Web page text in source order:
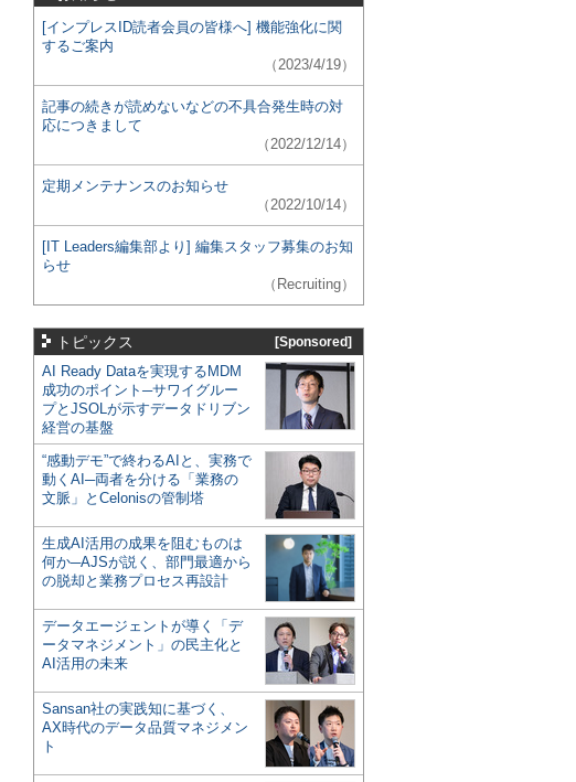
[インプレスID読者会員の皆様へ] 機能強化に関
するご案内
（2023/4/19）
記事の続きが読めないなどの不具合発生時の対
応につきまして
（2022/12/14）
定期メンテナンスのお知らせ
（2022/10/14）
[IT Leaders編集部より] 編集スタッフ募集のお知
らせ
（Recruiting）
トピックス [Sponsored]
AI Ready Dataを実現するMDM
成功のポイント─サワイグルー
プとJSOLが示すデータドリブン
経営の基盤
“感動デモ”で終わるAIと、実務で
動くAI─両者を分ける「業務の
文脈」とCelonisの管制塔
生成AI活用の成果を阻むものは
何か─AJSが説く、部門最適から
の脱却と業務プロセス再設計
データエージェントが導く「デ
ータマネジメント」の民主化と
AI活用の未来
Sansan社の実践知に基づく、
AX時代のデータ品質マネジメン
ト